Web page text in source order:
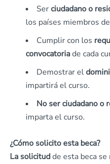
Serciudadano o
los países miembros
Cumplir con los
convocatoriade cada
Demostrar el
impartirá el curso.
No ser ciudadano o
imparta el curso.
¿Cómo solicito esta beca?
La solicitudde esta beca